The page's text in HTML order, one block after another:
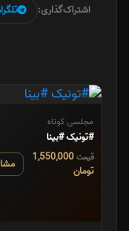
اشتراک‌گذاری:
مجلسی کوتاه
#تونیک #بینا
قیمت1,550,000
تومان